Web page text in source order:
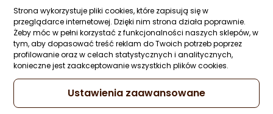
Strona wykorzystuje pliki cookies, które zapisują się w
przeglądarce internetowej. Dzięki nim strona działa poprawnie.
Żeby móc w pełni korzystać z funkcjonalności naszych sklepów, w
tym, aby dopasować treść reklam do Twoich potrzeb poprzez
profilowanie oraz w celach statystycznych i analitycznych,
konieczne jest zaakceptowanie wszystkich plików cookies.
Ustawienia zaawansowane